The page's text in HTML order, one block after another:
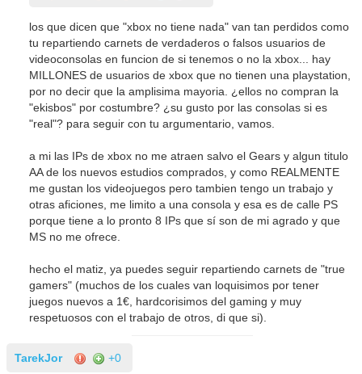
los que dicen que "xbox no tiene nada" van tan perdidos como
tu repartiendo carnets de verdaderos o falsos usuarios de
videoconsolas en funcion de si tenemos o no la xbox... hay
MILLONES de usuarios de xbox que no tienen una playstation,
por no decir que la amplisima mayoria. ¿ellos no compran la
"ekisbos" por costumbre? ¿su gusto por las consolas si es
"real"? para seguir con tu argumentario, vamos.
a mi las IPs de xbox no me atraen salvo el Gears y algun titulo
AA de los nuevos estudios comprados, y como REALMENTE
me gustan los videojuegos pero tambien tengo un trabajo y
otras aficiones, me limito a una consola y esa es de calle PS
porque tiene a lo pronto 8 IPs que sí son de mi agrado y que
MS no me ofrece.
hecho el matiz, ya puedes seguir repartiendo carnets de "true
gamers" (muchos de los cuales van loquisimos por tener
juegos nuevos a 1€, hardcorisimos del gaming y muy
respetuosos con el trabajo de otros, di que si).
TarekJor +0